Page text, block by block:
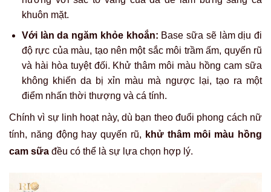
khuôn mặt.
Với làn da ngăm khỏe khoắn: Base sữa sẽ làm dịu đi
độ rực của màu, tạo nên một sắc môi trầm ấm, quyến rũ
và hài hòa tuyệt đối. Khử thâm môi màu hồng cam sữa
không khiến da bị xỉn màu mà ngược lại, tạo ra một
điểm nhấn thời thượng và cá tính.
Chính vì sự linh hoạt này, dù bạn theo đuổi phong cách nữ
tính, năng động hay quyến rũ, khử thâm môi màu hồng
cam sữa đều có thể là sự lựa chọn hợp lý.